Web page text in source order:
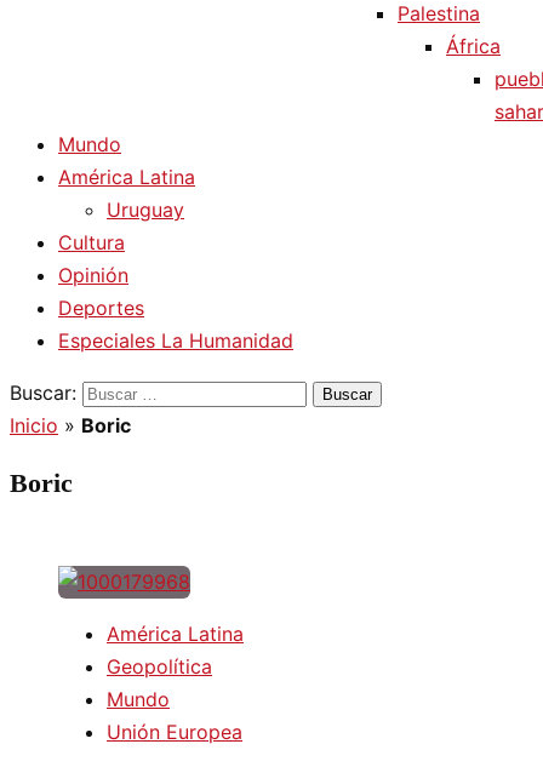
Palestina
África
Mundo
América Latina
Uruguay
Cultura
Opinión
Deportes
Especiales La Humanidad
Buscar:
Inicio » Boric
Boric
América Latina
Geopolítica
Mundo
Unión Europea